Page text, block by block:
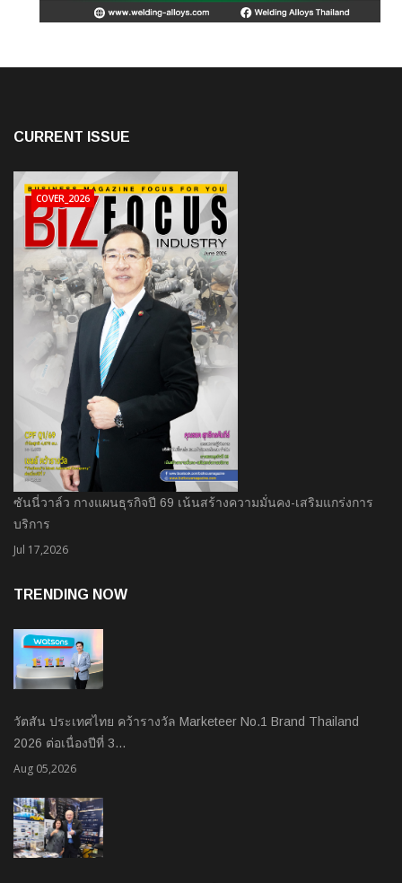
CURRENT ISSUE
ซันนี่วาล์ว กางแผนธุรกิจปี 69 เน้นสร้างความมั่นคง-เสริมแกร่งการ
บริการ
Jul 17,2026
COVER_2026
TRENDING NOW
วัตสัน ประเทศไทย คว้ารางวัล Marketeer No.1 Brand Thailand
2026 ต่อเนื่องปีที่ 3…
Aug 05,2026